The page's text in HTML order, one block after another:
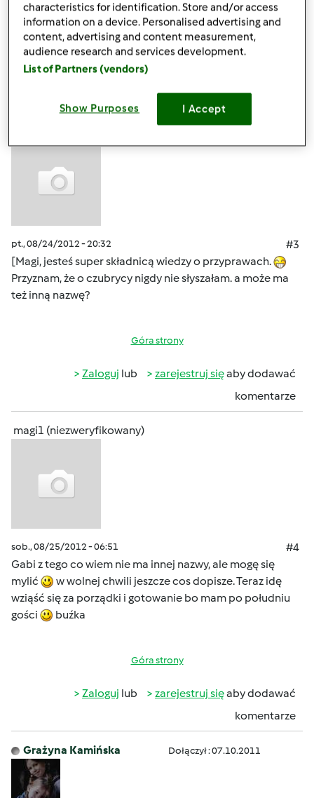
Góra strony
Zalogujlub
komentarze
Dołączył : 29.04.2011
pt., 08/24/2012 - 20:32
#3
[Magi, jesteś super składnicą wiedzy o przyprawach.
Przyznam, że o czubrycy nigdy nie słyszałam. a może ma
też inną nazwę?
Góra strony
Zaloguj lub zarejestruj sięaby dodawać
komentarze
magi1 (niezweryfikowany)
sob., 08/25/2012 - 06:51
#4
Gabi z tego co wiem nie ma innej nazwy, ale mogę się
mylić
w wolnej chwili jeszcze cos dopisze. Teraz idę
wziąść się za porządki i gotowanie bo mam po południu
gości
buźka
Góra strony
Zaloguj lub zarejestruj sięaby dodawać
komentarze
Grażyna Kamińska Dołączył : 07.10.2011
characteristics for identification. Store and/or access
information on a device. Personalised advertising and
content, advertising and content measurement,
audience research and services development.
List of Partners (vendors)
Show Purposes I Accept